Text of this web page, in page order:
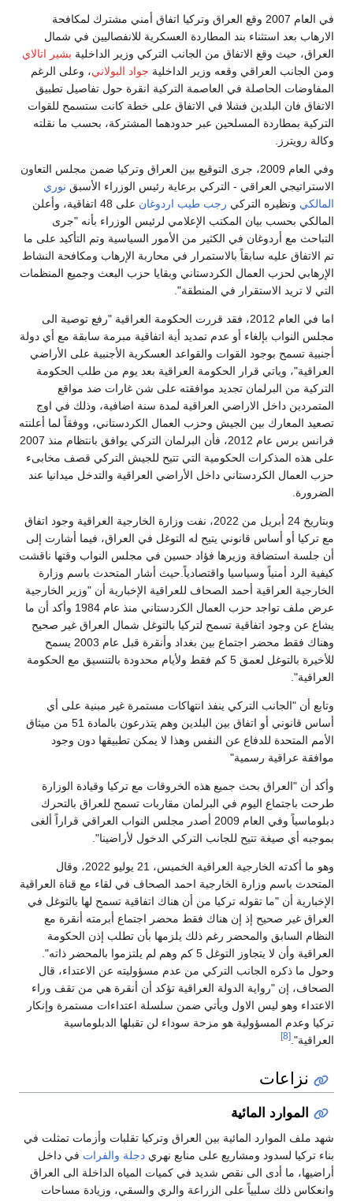
في العام 2007 وقع العراق وتركيا اتفاق أمني مشترك لمكافحة
الارهاب بعد استثناء بند المطاردة العسكرية للانفصاليين في شمال
العراق، حيث وقع الاتفاق من الجانب التركي وزير الداخلية بشير اتالاي
ومن الجانب العراقي وقعه وزير الداخلية جواد البولاني، وعلى الرغم
المفاوضات الحاصلة في العاصمة التركية انقرة حول تفاصيل تطبيق
الاتفاق فان البلدين فشلا في الاتفاق على خطة كانت ستسمح للقوات
التركية بمطاردة المسلحين عبر حدودهما المشتركة، بحسب ما نقلته
وكالة رويترز.
وفي العام 2009، جرى التوقيع بين العراق وتركيا ضمن مجلس التعاون
الاستراتيجي العراقي - التركي برعاية رئيس الوزراء الأسبق نوري
المالكي ونظيره التركي رجب طيب اردوغان
على 48 اتفاقية، وأعلن
المالكي بحسب بيان المكتب الإعلامي لرئيس الوزراء بأنه "جرى
التباحث مع أردوغان في الكثير من الأمور السياسية وتم التأكيد على ما
تم الاتفاق عليه سابقاً بالاستمرار في محاربة الإرهاب ومكافحة النشاط
الإرهابي لحزب العمال الكردستاني وبقايا حزب البعث وجميع المنظمات
التي لا تريد الاستقرار في المنطقة".
اما في العام 2012، فقد قررت الحكومة العراقية "رفع توصية الى
مجلس النواب بإلغاء أو عدم تمديد أية اتفاقية مبرمة سابقة مع أي دولة
أجنبية تسمح بوجود القوات والقواعد العسكرية الأجنبية على الأراضي
العراقية"، وياتي قرار الحكومة العراقية بعد يوم من طلب الحكومة
التركية من البرلمان تجديد موافقته على شن غارات ضد مواقع
المتمردين داخل الاراضي العراقية لمدة سنة اضافية، وذلك في اوج
تصعيد المعارك بين الجيش وحزب العمال الكردستاني، ووفقاً لما أعلنته
فرانس برس عام 2012، فأن البرلمان التركي يوافق بانتظام منذ 2007
على هذه المذكرات الحكومية التي تتيح للجيش التركي قصف مخابىء
حزب العمال الكردستاني داخل الأراضي العراقية والتدخل ميدانيا عند
الضرورة.
وبتاريخ 24 أبريل من 2022، نفت وزارة الخارجية العراقية وجود اتفاق
مع تركيا أو أساس قانوني يتيح له التوغل في العراق، فيما أشارت إلى
أن جلسة استضافة وزيرها فؤاد حسين في مجلس النواب وقتها ناقشت
كيفية الرد أمنياً وسياسيا واقتصادياً.حيث أشار المتحدث باسم وزارة
الخارجية العراقية أحمد الصحاف للعراقية الإخبارية أن "وزير الخارجية
عرض ملف تواجد حزب العمال الكردستاني منذ عام 1984 وأكد أن ما
يشاع عن وجود اتفاقية تسمح لتركيا بالتوغل شمال العراق غير صحيح
وهناك فقط محضر اجتماع بين بغداد وأنقرة قبل عام 2003 يسمح
للأخيرة بالتوغل لعمق 5 كم فقط ولأيام محدودة بالتنسيق مع الحكومة
العراقية".
وتابع أن "الجانب التركي ينفذ انتهاكات مستمرة غير مبنية على أي
أساس قانوني أو اتفاق بين البلدين وهم يتذرعون بالمادة 51 من ميثاق
الأمم المتحدة للدفاع عن النفس وهذا لا يمكن تطبيقها دون وجود
موافقة عراقية رسمية"
وأكد أن "العراق بحث جميع هذه الخروقات مع تركيا وقيادة الوزارة
طرحت باجتماع اليوم في البرلمان مقاربات تسمح للعراق بالتحرك
دبلوماسياً وفي العام 2009 أصدر مجلس النواب العراقي قراراً ألغى
بموجبه أي صيغة تتيح للجانب التركي الدخول لأراضينا".
وهو ما أكدته الخارجية العراقية الخميس، 21 يوليو 2022، وقال
المتحدث باسم وزارة الخارجية احمد الصحاف في لقاء مع قناة العراقية
الإخبارية أن "ما تقوله تركيا من أن هناك اتفاقية تسمح لها بالتوغل في
العراق غير صحيح إذ إن هناك فقط محضر اجتماع أبرمته أنقرة مع
النظام السابق والمحضر رغم ذلك يلزمها بأن تطلب إذن الحكومة
العراقية وأن لا يتجاوز التوغل 5 كم وهم لم يلتزموا بالمحضر ذاته".
وحول ما ذكره الجانب التركي من عدم مسؤوليته عن الاعتداء، قال
الصحاف، إن "رواية الدولة العراقية تؤكد أن أنقرة هي من تقف وراء
الاعتداء وهو ليس الاول ويأتي ضمن سلسلة اعتداءات مستمرة وإنكار
تركيا وعدم المسؤولية هو مزحة سوداء لن تقبلها الدبلوماسية
العراقية".[8]
نزاعات
الموارد المائية
شهد ملف الموارد المائية بين العراق وتركيا تقلبات وأزمات تمثلت في
بناء تركيا لسدود ومشاريع على منابع نهري دجلة والفرات في داخل
أراضيها، ما أدى الى نقص شديد في كميات المياه الداخلة الى العراق
وانعكاس ذلك سلبياً على الزراعة والري والسقي، وزيادة مساحات